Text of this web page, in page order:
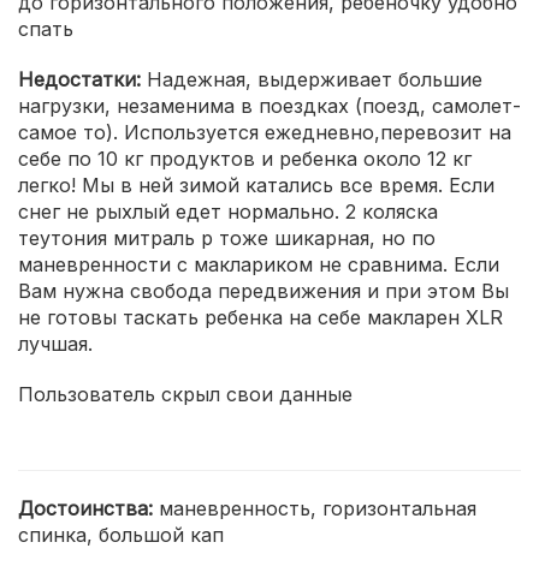
спать
Недостатки: Надежная, выдерживает большие
нагрузки, незаменима в поездках (поезд, самолет-
самое то). Используется ежедневно,перевозит на
себе по 10 кг продуктов и ребенка около 12 кг
легко! Мы в ней зимой катались все время. Если
снег не рыхлый едет нормально. 2 коляска
теутония митраль p тоже шикарная, но по
маневренности с маклариком не сравнима. Если
Вам нужна свобода передвижения и при этом Вы
не готовы таскать ребенка на себе макларен XLR
лучшая.
Пользователь скрыл свои данные
Достоинства: маневренность, горизонтальная
спинка, большой кап